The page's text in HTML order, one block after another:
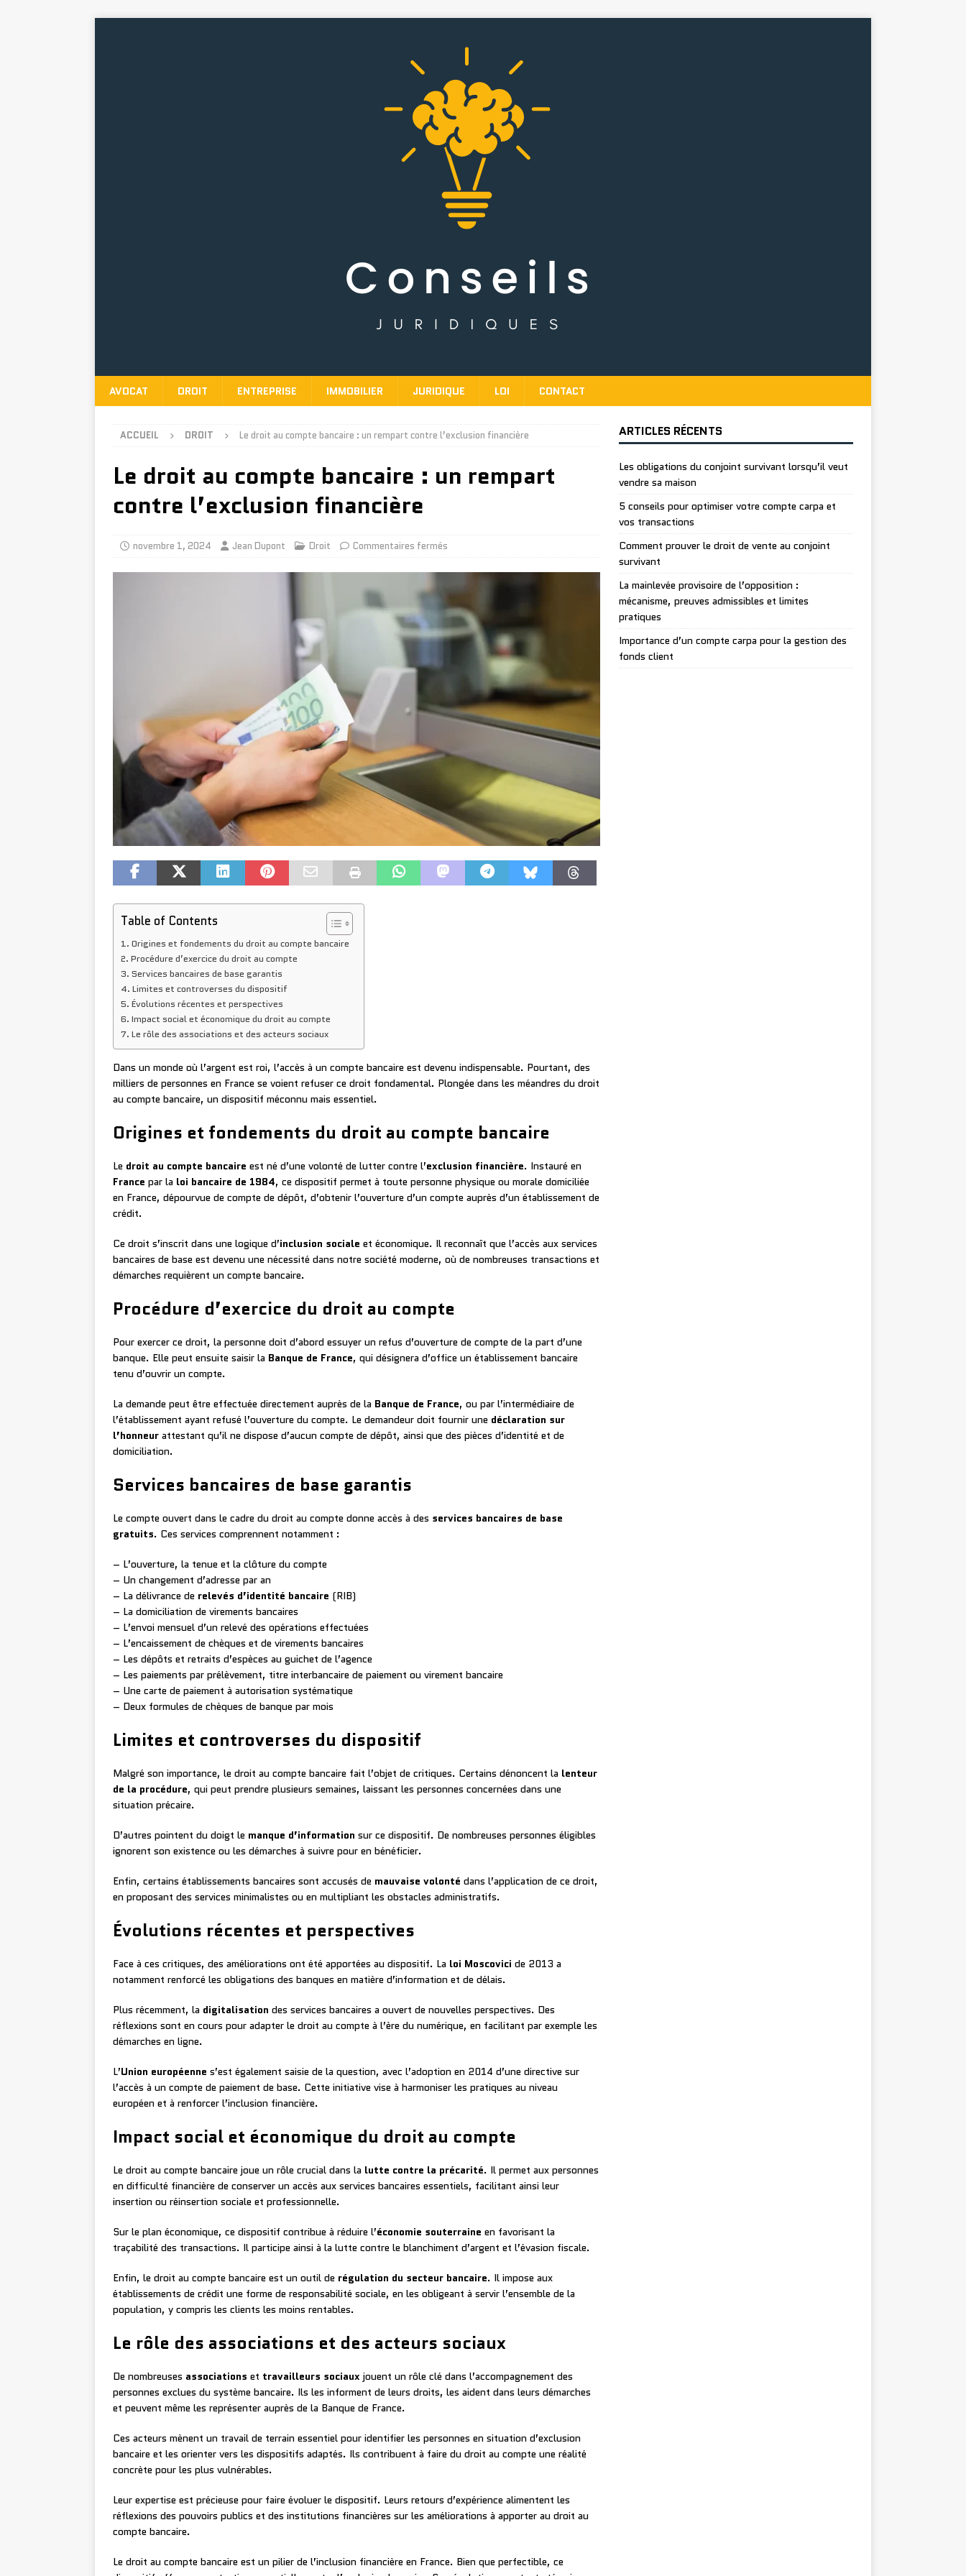
AVOCAT DROIT ENTREPRISE IMMOBILIER JURIDIQUE LOI CONTACT
ACCUEIL DROIT Le droit au compte bancaire : un rempart contre l’exclusion financière
Le droit au compte bancaire : un rempart
contre l’exclusion financière
novembre 1, 2024 Jean Dupont Droit Commentaires fermés
Table of Contents
Origines et fondements du droit au compte bancaire
Procédure d’exercice du droit au compte
Services bancaires de base garantis
Limites et controverses du dispositif
Évolutions récentes et perspectives
Impact social et économique du droit au compte
Le rôle des associations et des acteurs sociaux
Dans un monde où l’argent est roi, l’accès à un compte bancaire est devenu indispensable. Pourtant, des
milliers de personnes en France se voient refuser ce droit fondamental. Plongée dans les méandres du droit
au compte bancaire, un dispositif méconnu mais essentiel.
Origines et fondements du droit au compte bancaire
Le droit au compte bancaire est né d’une volonté de lutter contre l’exclusion financière. Instauré en
France par la loi bancaire de 1984, ce dispositif permet à toute personne physique ou morale domiciliée
en France, dépourvue de compte de dépôt, d’obtenir l’ouverture d’un compte auprès d’un établissement de
crédit.
Ce droit s’inscrit dans une logique d’inclusion sociale et économique. Il reconnaît que l’accès aux services
bancaires de base est devenu une nécessité dans notre société moderne, où de nombreuses transactions et
démarches requièrent un compte bancaire.
Procédure d’exercice du droit au compte
Pour exercer ce droit, la personne doit d’abord essuyer un refus d’ouverture de compte de la part d’une
banque. Elle peut ensuite saisir la Banque de France, qui désignera d’office un établissement bancaire
tenu d’ouvrir un compte.
La demande peut être effectuée directement auprès de la Banque de France, ou par l’intermédiaire de
l’établissement ayant refusé l’ouverture du compte. Le demandeur doit fournir une déclaration sur
l’honneur attestant qu’il ne dispose d’aucun compte de dépôt, ainsi que des pièces d’identité et de
domiciliation.
Services bancaires de base garantis
Le compte ouvert dans le cadre du droit au compte donne accès à des services bancaires de base
gratuits. Ces services comprennent notamment :
– L’ouverture, la tenue et la clôture du compte
– Un changement d’adresse par an
– La délivrance de relevés d’identité bancaire (RIB)
– La domiciliation de virements bancaires
– L’envoi mensuel d’un relevé des opérations effectuées
– L’encaissement de chèques et de virements bancaires
– Les dépôts et retraits d’espèces au guichet de l’agence
– Les paiements par prélèvement, titre interbancaire de paiement ou virement bancaire
– Une carte de paiement à autorisation systématique
– Deux formules de chèques de banque par mois
Limites et controverses du dispositif
Malgré son importance, le droit au compte bancaire fait l’objet de critiques. Certains dénoncent la lenteur
de la procédure, qui peut prendre plusieurs semaines, laissant les personnes concernées dans une
situation précaire.
D’autres pointent du doigt le manque d’information sur ce dispositif. De nombreuses personnes éligibles
ignorent son existence ou les démarches à suivre pour en bénéficier.
Enfin, certains établissements bancaires sont accusés de mauvaise volonté dans l’application de ce droit,
en proposant des services minimalistes ou en multipliant les obstacles administratifs.
Évolutions récentes et perspectives
Face à ces critiques, des améliorations ont été apportées au dispositif. La loi Moscovici de 2013 a
notamment renforcé les obligations des banques en matière d’information et de délais.
Plus récemment, la digitalisation des services bancaires a ouvert de nouvelles perspectives. Des
réflexions sont en cours pour adapter le droit au compte à l’ère du numérique, en facilitant par exemple les
démarches en ligne.
L’Union européenne s’est également saisie de la question, avec l’adoption en 2014 d’une directive sur
l’accès à un compte de paiement de base. Cette initiative vise à harmoniser les pratiques au niveau
européen et à renforcer l’inclusion financière.
Impact social et économique du droit au compte
Le droit au compte bancaire joue un rôle crucial dans la lutte contre la précarité. Il permet aux personnes
en difficulté financière de conserver un accès aux services bancaires essentiels, facilitant ainsi leur
insertion ou réinsertion sociale et professionnelle.
Sur le plan économique, ce dispositif contribue à réduire l’économie souterraine en favorisant la
traçabilité des transactions. Il participe ainsi à la lutte contre le blanchiment d’argent et l’évasion fiscale.
Enfin, le droit au compte bancaire est un outil de régulation du secteur bancaire. Il impose aux
établissements de crédit une forme de responsabilité sociale, en les obligeant à servir l’ensemble de la
population, y compris les clients les moins rentables.
Le rôle des associations et des acteurs sociaux
De nombreuses associations et travailleurs sociaux jouent un rôle clé dans l’accompagnement des
personnes exclues du système bancaire. Ils les informent de leurs droits, les aident dans leurs démarches
et peuvent même les représenter auprès de la Banque de France.
Ces acteurs mènent un travail de terrain essentiel pour identifier les personnes en situation d’exclusion
bancaire et les orienter vers les dispositifs adaptés. Ils contribuent à faire du droit au compte une réalité
concrète pour les plus vulnérables.
Leur expertise est précieuse pour faire évoluer le dispositif. Leurs retours d’expérience alimentent les
réflexions des pouvoirs publics et des institutions financières sur les améliorations à apporter au droit au
compte bancaire.
Le droit au compte bancaire est un pilier de l’inclusion financière en France. Bien que perfectible, ce
ARTICLES RÉCENTS
Les obligations du conjoint survivant lorsqu’il veut
vendre sa maison
5 conseils pour optimiser votre compte carpa et
vos transactions
Comment prouver le droit de vente au conjoint
survivant
La mainlevée provisoire de l’opposition :
mécanisme, preuves admissibles et limites
pratiques
Importance d’un compte carpa pour la gestion des
fonds client